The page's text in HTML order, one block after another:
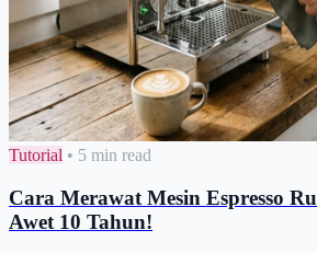
Tutorial • 5 min read
Cara Merawat Mesin Espresso
Awet 10 Tahun!